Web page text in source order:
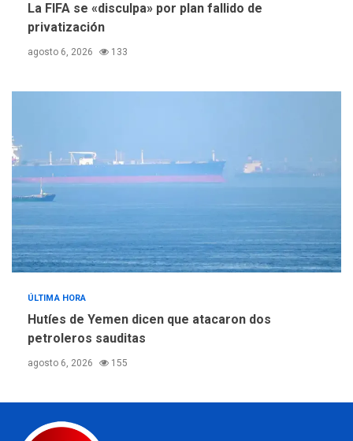
La FIFA se «disculpa» por plan fallido de
privatización
agosto 6, 2026 133
ÚLTIMA HORA
Hutíes de Yemen dicen que atacaron dos
petroleros sauditas
agosto 6, 2026 155